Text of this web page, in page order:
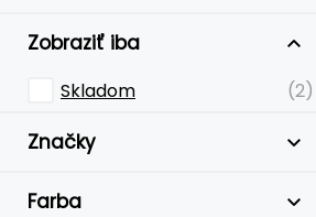
Zobraziť iba
Skladom (2)
Značky
Farba